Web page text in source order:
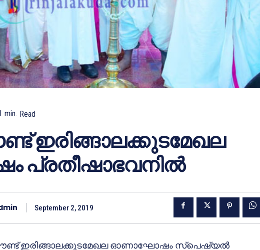
min. Read
ഇരിങ്ങാലക്കുടമേഖല
September 2, 2019
സൗണ്ട് ഇരിങ്ങാലക്കുടമേഖല ഓണാഘോഷം സ്‌പെഷ്യല്‍